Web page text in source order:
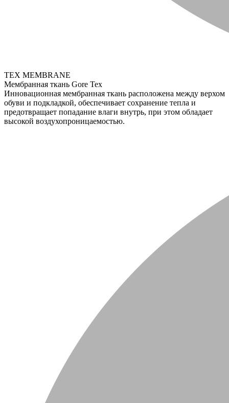
TEX MEMBRANE
Мембранная ткань Gore Tex
Инновационная мембранная ткань расположена между верхом
обуви и подкладкой, обеспечивает сохранение тепла и
предотвращает попадание влаги внутрь, при этом обладает
высокой воздухопроницаемостью.